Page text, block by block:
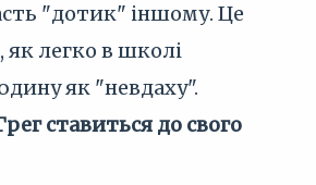
"дотик" іншому. Це
легко в школі
як "невдаху".
ставиться до свого